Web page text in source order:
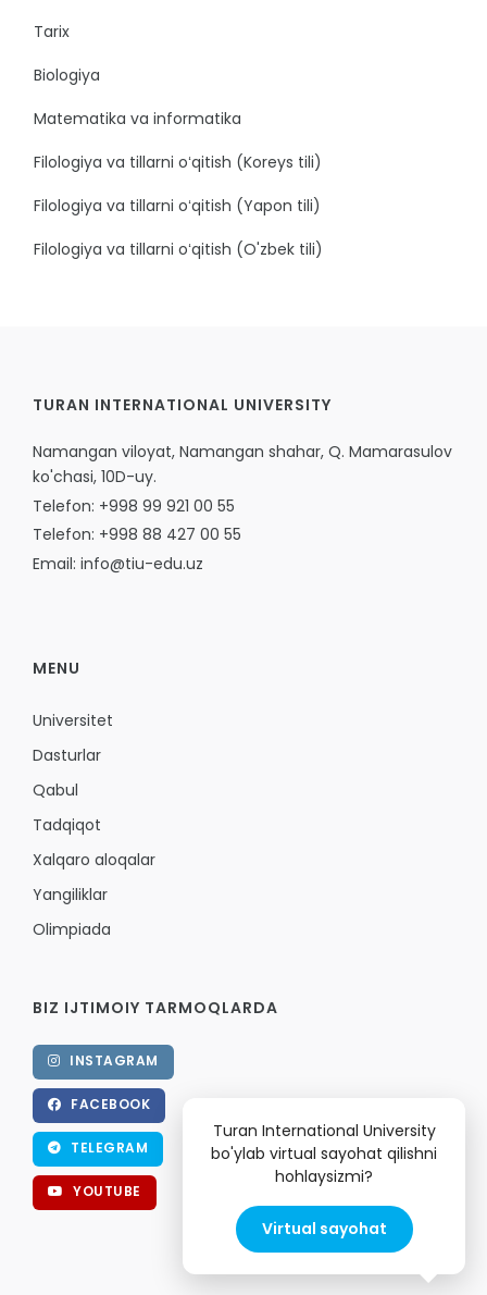
Tarix
Biologiya
Matematika va informatika
Filologiya va tillarni oʻqitish (Koreys tili)
Filologiya va tillarni oʻqitish (Yapon tili)
Filologiya va tillarni oʻqitish (O'zbek tili)
TURAN INTERNATIONAL UNIVERSITY
Namangan viloyat, Namangan shahar, Q. Mamarasulov
ko'chasi, 10D-uy.
Telefon: +998 99 921 00 55
Telefon: +998 88 427 00 55
Email: info@tiu-edu.uz
MENU
Universitet
Dasturlar
Qabul
Tadqiqot
Xalqaro aloqalar
Yangiliklar
Olimpiada
BIZ IJTIMOIY TARMOQLARDA
INSTAGRAM
FACEBOOK
TELEGRAM
YOUTUBE
Turan International University
bo'ylab virtual sayohat qilishni
hohlaysizmi?
Virtual sayohat